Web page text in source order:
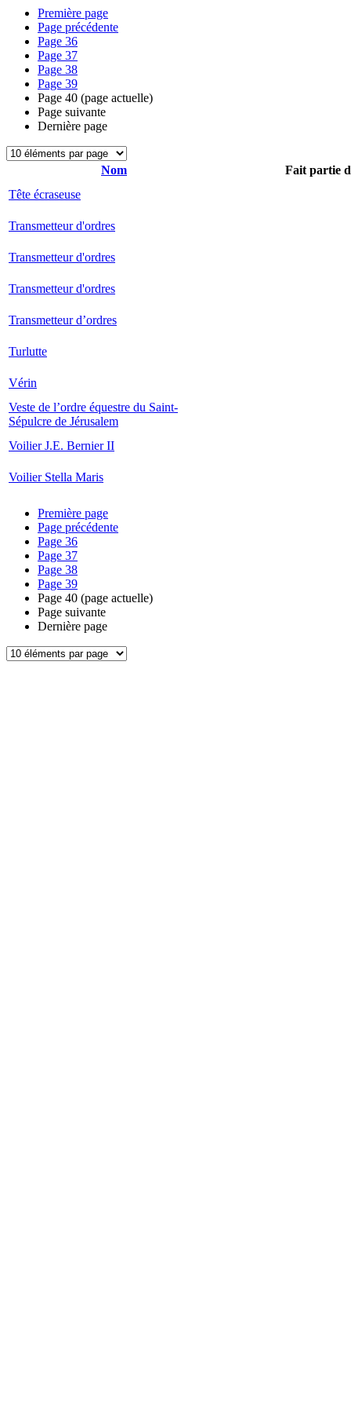
Première page
Page précédente
Page 36
Page 37
Page 38
Page 39
Page 40 (page actuelle)
Page suivante
Dernière page
Nom
Fait partie
Tête écraseuse
Transmetteur d'ordres
Transmetteur d'ordres
Transmetteur d'ordres
Transmetteur d’ordres
Turlutte
Vérin
Veste de l’ordre équestre du Saint-
Sépulcre de Jérusalem
Voilier J.E. Bernier II
Voilier Stella Maris
Première page
Page précédente
Page 36
Page 37
Page 38
Page 39
Page 40 (page actuelle)
Page suivante
Dernière page